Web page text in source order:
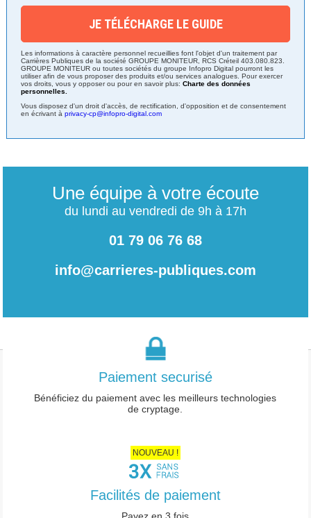
Les informations à caractère personnel recueillies font l'objet d'un traitement par
Carrières Publiques de la société GROUPE MONITEUR, RCS Créteil 403.080.823.
GROUPE MONITEUR ou toutes sociétés du groupe Infopro Digital pourront les
utiliser afin de vous proposer des produits et/ou services analogues. Pour exercer
vos droits, vous y opposer ou pour en savoir plus: Charte des données
personnelles.
Vous disposez d'un droit d'accès, de rectification, d'opposition et de consentement
en écrivant à privacy-cp@infopro-digital.com
Une équipe à votre écoute
du lundi au vendredi de 9h à 17h
01 79 06 76 68
info@carrieres-publiques.com
Paiement securisé
Bénéficiez du paiement avec les meilleurs technologies
de cryptage.
NOUVEAU !
Facilités de paiement
Mentions légales
Conditions générales de vente
Charte des données personnelles
Paramétrage Cookie